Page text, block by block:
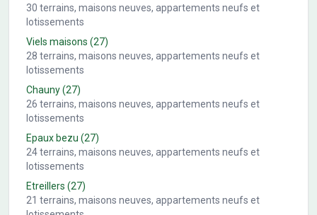
30 terrains, maisons neuves, appartements neufs et
lotissements
Viels maisons (27)
28 terrains, maisons neuves, appartements neufs et
lotissements
Chauny(27)
26 terrains, maisons neuves, appartements neufs et
lotissements
Epaux bezu (27)
24terrains, maisons neuves, appartements neufs et
lotissements
Etreillers (27)
21 terrains, maisons neuves, appartements neufs et